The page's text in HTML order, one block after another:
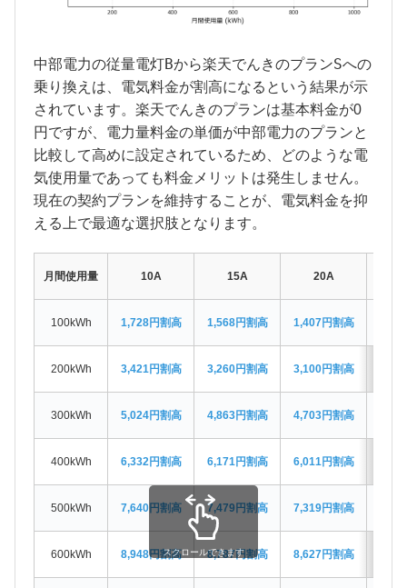
中部電力の従量電灯Bから楽天でんきのプランSへの
乗り換えは、電気料金が割高になるという結果が示
されています。 楽天でんきのプランは基本料金が0
円ですが、電力量料金の単価が中部電力のプランと
比較して高めに設定されているため、どのような電
気使用量であっても料金メリットは発生しません。
現在の契約プランを維持することが、電気料金を抑
える上で最適な選択肢となります。
月間使用量 10A 15A 20A
100kWh 1,728円割高 1,568円割高 1,407円割高
200kWh 3,421円割高 3,260円割高 3,100円割高
300kWh 5,024円割高 4,863円割高 4,703円割高
400kWh 6,332円割高 6,171円割高 6,011円割高
500kWh 7,640円割高 7,479円割高 7,319円割高
600kWh 8,948円割高 8,787円割高 8,627円割高
スクロールできます